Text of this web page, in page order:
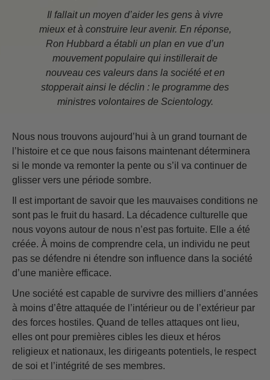
Il fallait un moyen d’aider les gens à vivre
mieux et à construire leur avenir. En réponse,
Ron Hubbard a établi un plan en vue d’un
mouvement populaire qui instillerait de
nouveau ces valeurs dans la société et en
stopperait ainsi le déclin : le programme des
ministres volontaires de Scientology.
Nous nous trouvons aujourd’hui à un grand tournant de
l’histoire et ce que nous faisons maintenant déterminera
si le monde va remonter la pente ou s’il va continuer de
glisser vers une période sombre.
Il est important de savoir que les mauvaises conditions ne
sont pas le fruit du hasard. La décadence culturelle que
nous voyons autour de nous n’est pas fortuite. Elle a été
créée. À moins de comprendre cela, un individu ne peut
pas se défendre ni étendre son influence dans la société
d’une manière efficace.
Une société est capable de survivre des milliers d’années
à moins d’être attaquée de l’intérieur ou de l’extérieur par
des forces hostiles. Quand de telles attaques ont lieu,
elles ont pour premières cibles les dieux et héros
religieux et nationaux, les dirigeants potentiels, le respect
de soi et l’intégrité de ses membres.